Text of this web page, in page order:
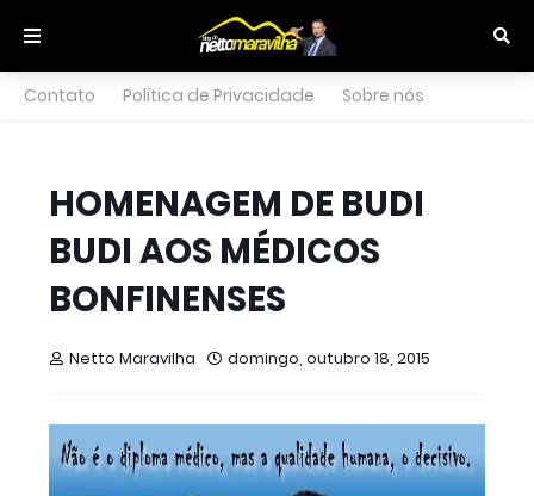
Contato Política de Privacidade Sobre nós
HOMENAGEM DE BUDI
BUDI AOS MÉDICOS
BONFINENSES
Netto Maravilha domingo, outubro 18, 2015